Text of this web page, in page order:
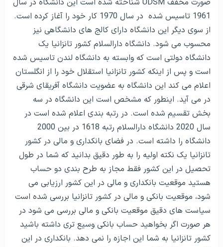
صورت مخفف UDSM شناخته شده است این دانشگاه در سال
1961 تاسیس شده در سال 1970 کار خود را آغاز کرده است.
از سوی دیگر این دانشگاه دارای کالج های دانشگاهی نیز
محسوب می شود. دانشگاه دارالسلام کشور تانزانیا یک
دانشگاه دولتی است که وابسته به دانشگاه لندن تاسیس شده
است و پس از اینکه کشور تانزانیا استقلال خود را از انگلستان
اعلام می کند این دانشگاه به عضویت دانشگاه آفریقای شرقی
در می آید. اینطور که مشخص است این دانشگاه در سه
بخش تقسیم شده است. در رتبه بندی اعلام شده است در
سال 2020 دانشگاه دارالسلام رتبه 1618 در بین 2000
دانشگاه را داشته است. در فضای بانکداری و مالی در کشور
تانزانیا یک نکته اولیه را به طور دقیق بدانید که شما در طول
تحصیل در این کشور فقط مجاز به طرح بندی دو حساب
هستید موقعیت بانکداری و مالی در این کشور ارزیابی می
شود، موقعیت بانکی و مالی در کشور تانزانیا بررسی شده است
سیاست های دقیق موقعیت بانکی و مالی بررسی می شود در
هر صورت اگر بخواهید حساب بانکی وسیع تری داشته باشید
کشور تانزانیا به شما این اجازه را نمی دهد. بانکداری در این